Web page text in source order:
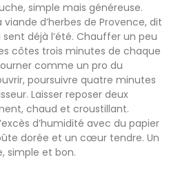
simple mais généreuse.
d’herbes de Provence, dit
déjà l’été. Chauffer un peu
côtes trois minutes de chaque
comme un pro du
poursuivre quatre minutes
Laisser reposer deux
chaud et croustillant.
d’humidité avec du papier
dorée et un cœur tendre. Un
simple et bon.